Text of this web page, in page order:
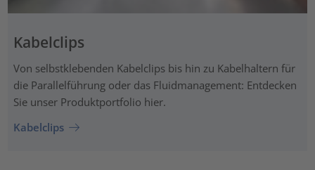
Kabelclips
Von selbstklebenden Kabelclips bis hin zu Kabelhaltern für
die Parallelführung oder das Fluidmanagement: Entdecken
Sie unser Produktportfolio hier.
Kabelclips